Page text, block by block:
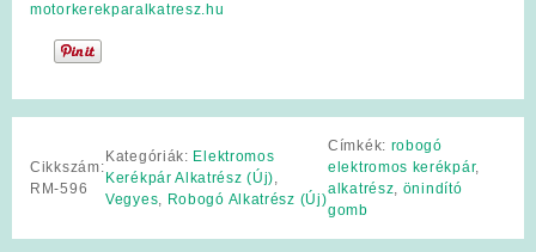
motorkerekparalkatresz.hu
Cikkszám:
RM-596
Kategóriák: Elektromos
Kerékpár Alkatrész (Új),
Vegyes, Robogó Alkatrész (Új)
Címkék: robogó
elektromos kerékpár,
alkatrész, önindító
gomb